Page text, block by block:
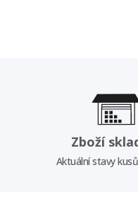
Zboží
Aktuální stavy